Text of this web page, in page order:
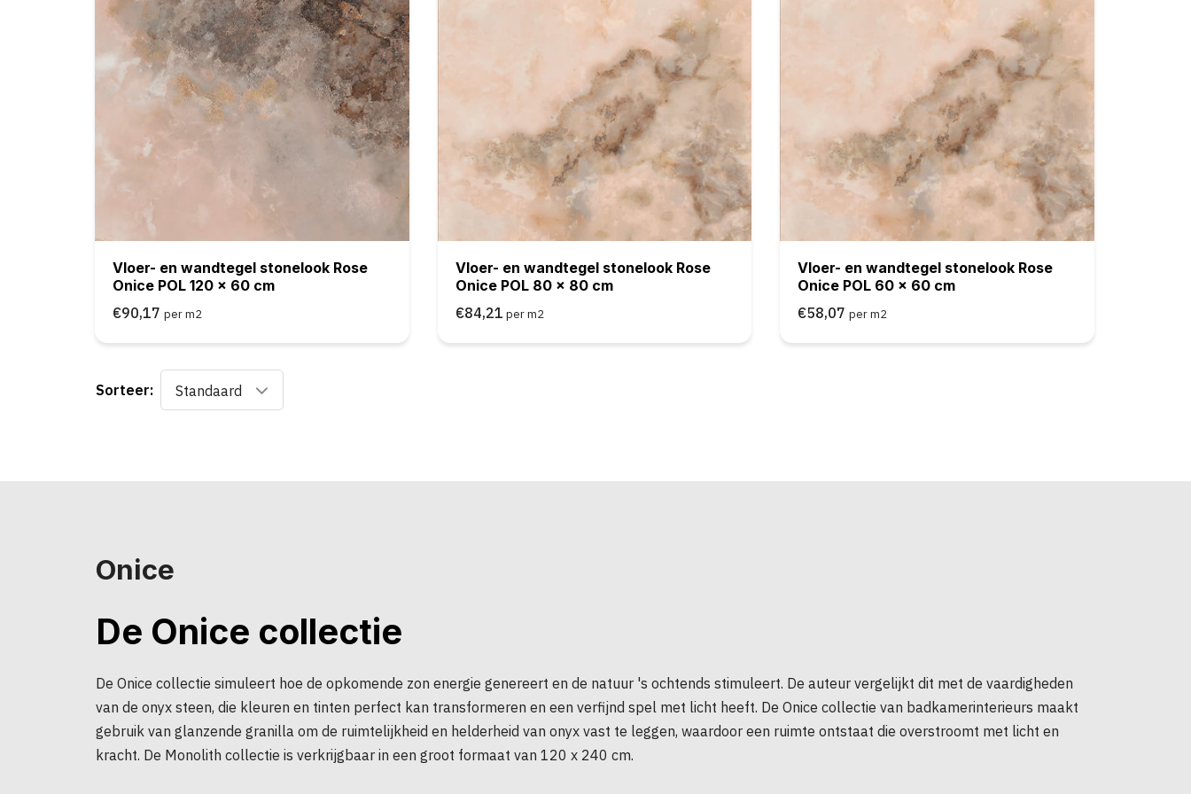
Vloer- en wandtegel stonelook Rose
Onice POL 120 x 60 cm
€90,17 per m2
Vloer- en wandtegel stonelook Rose
Onice POL 80 x 80 cm
€84,21 per m2
Vloer- en wandtegel stonelook Rose
Onice POL 60 x 60 cm
€58,07 per m2
Sorteer: Standaard
Onice
De Onice collectie
De Onice collectie simuleert hoe de opkomende zon energie genereert en de natuur 's ochtends stimuleert. De auteur vergelijkt dit met de vaardigheden
van de onyx steen, die kleuren en tinten perfect kan transformeren en een verfijnd spel met licht heeft. De Onice collectie van badkamerinterieurs maakt
gebruik van glanzende granilla om de ruimtelijkheid en helderheid van onyx vast te leggen, waardoor een ruimte ontstaat die overstroomt met licht en
kracht. De Monolith collectie is verkrijgbaar in een groot formaat van 120 x 240 cm.